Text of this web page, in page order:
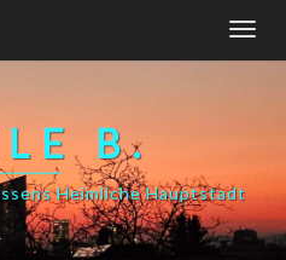
B.
Heimliche Hauptstadt